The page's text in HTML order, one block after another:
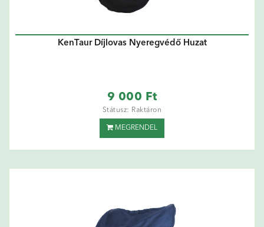
KenTaur Díjlovas Nyeregvédő Huzat
9 000 Ft
Státusz: Raktáron
MEGRENDEL